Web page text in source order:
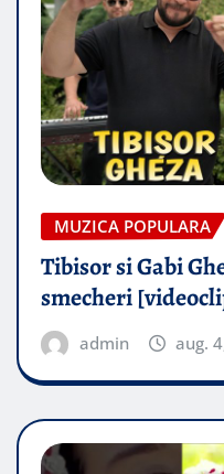
MUZICA POPULARA
Tibisor si Gabi
smecheri
admin aug.